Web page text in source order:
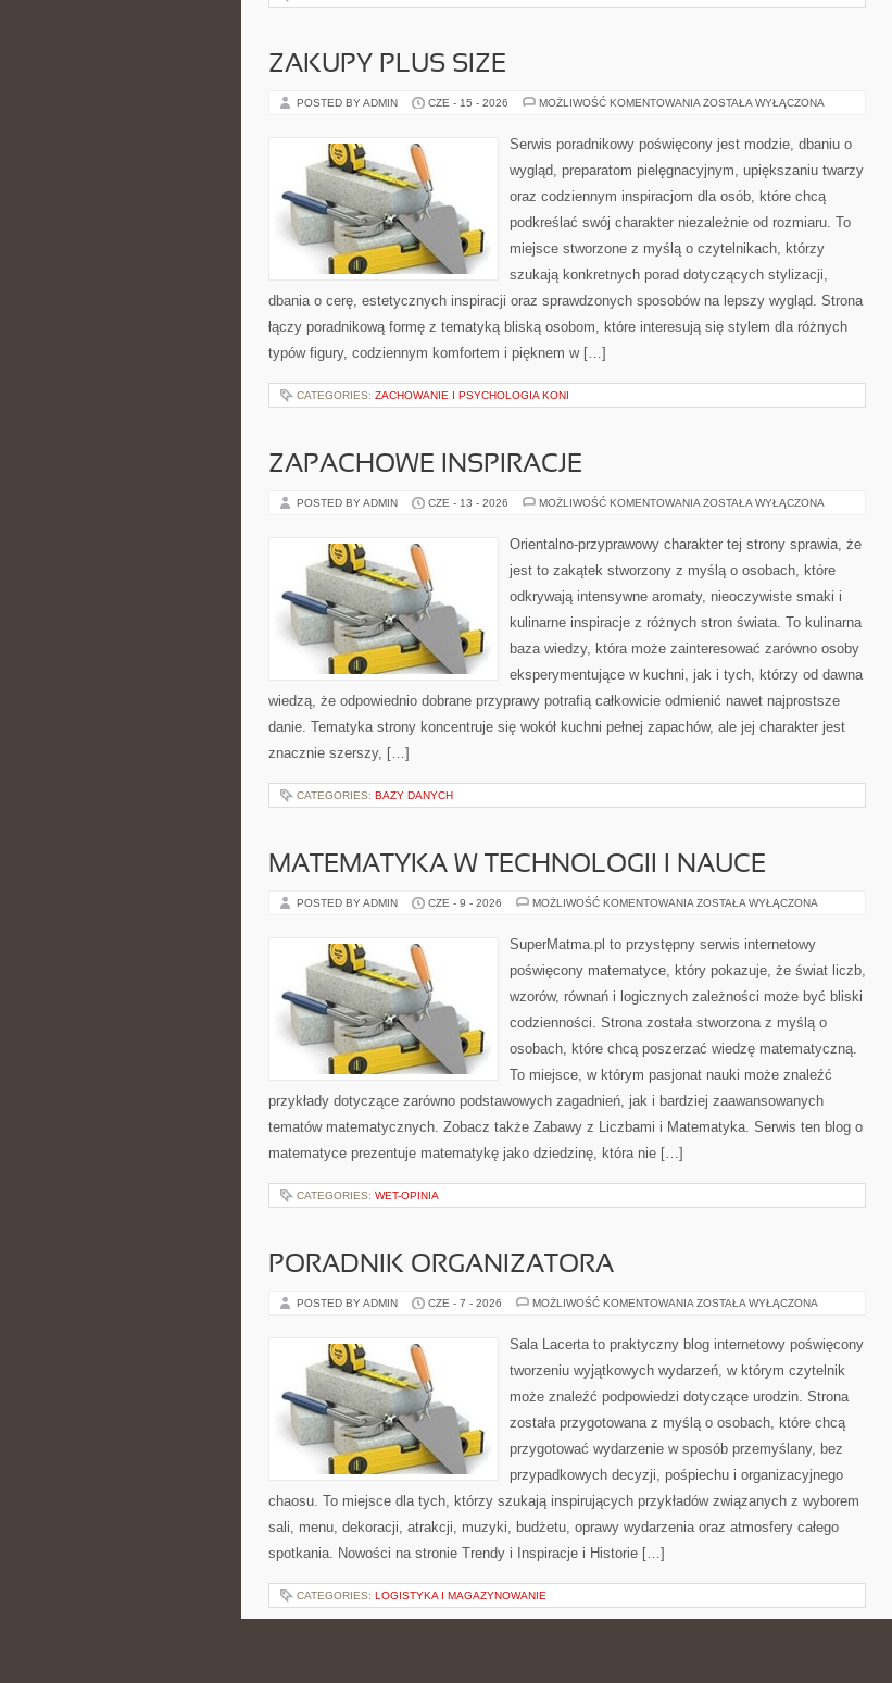
ZAKUPY PLUS SIZE
POSTED BY ADMIN CZE - 15 - 2026 MOŻLIWOŚĆ KOMENTOWANIA ZAKUPY
ZOSTAŁA WYŁĄCZONA
Serwis poradnikowy poświęcony jest modzie, dbaniu o
wygląd, preparatom pielęgnacyjnym, upiększaniu twarzy
oraz codziennym inspiracjom dla osób, które chcą
podkreślać swój charakter niezależnie od rozmiaru. To
miejsce stworzone z myślą o czytelnikach, którzy
szukają konkretnych porad dotyczących stylizacji,
dbania o cerę, estetycznych inspiracji oraz sprawdzonych sposobów na lepszy wygląd. Strona
łączy poradnikową formę z tematyką bliską osobom, które interesują się stylem dla różnych
typów figury, codziennym komfortem i pięknem w […]
CATEGORIES: ZACHOWANIE I PSYCHOLOGIA KONI
ZAPACHOWE INSPIRACJE
POSTED BY ADMIN CZE - 13 - 2026 MOŻLIWOŚĆ KOMENTOWANIA ZAPACHOWE
ZOSTAŁA WYŁĄCZONA
Orientalno-przyprawowy charakter tej strony sprawia, że
jest to zakątek stworzony z myślą o osobach, które
odkrywają intensywne aromaty, nieoczywiste smaki i
kulinarne inspiracje z różnych stron świata. To kulinarna
baza wiedzy, która może zainteresować zarówno osoby
eksperymentujące w kuchni, jak i tych, którzy od dawna
wiedzą, że odpowiednio dobrane przyprawy potrafią całkowicie odmienić nawet najprostsze
danie. Tematyka strony koncentruje się wokół kuchni pełnej zapachów, ale jej charakter jest
znacznie szerszy, […]
CATEGORIES: BAZY DANYCH
MATEMATYKA W TECHNOLOGII I NAUCE
POSTED BY ADMIN CZE - 9 - 2026 MOŻLIWOŚĆ KOMENTOWANIA MATEMATYKA
NAUCE
ZOSTAŁA WYŁĄCZONA
SuperMatma.pl to przystępny serwis internetowy
poświęcony matematyce, który pokazuje, że świat liczb,
wzorów, równań i logicznych zależności może być bliski
codzienności. Strona została stworzona z myślą o
osobach, które chcą poszerzać wiedzę matematyczną.
To miejsce, w którym pasjonat nauki może znaleźć
przykłady dotyczące zarówno podstawowych zagadnień, jak i bardziej zaawansowanych
tematów matematycznych. Zobacz także Zabawy z Liczbami i Matematyka. Serwis ten blog o
matematyce prezentuje matematykę jako dziedzinę, która nie […]
CATEGORIES: WET-OPINIA
PORADNIK ORGANIZATORA
POSTED BY ADMIN CZE - 7 - 2026 MOŻLIWOŚĆ KOMENTOWANIA PORADNIK
ZOSTAŁA WYŁĄCZONA
Sala Lacerta to praktyczny blog internetowy poświęcony
tworzeniu wyjątkowych wydarzeń, w którym czytelnik
może znaleźć podpowiedzi dotyczące urodzin. Strona
została przygotowana z myślą o osobach, które chcą
przygotować wydarzenie w sposób przemyślany, bez
przypadkowych decyzji, pośpiechu i organizacyjnego
chaosu. To miejsce dla tych, którzy szukają inspirujących przykładów związanych z wyborem
sali, menu, dekoracji, atrakcji, muzyki, budżetu, oprawy wydarzenia oraz atmosfery całego
spotkania. Nowości na stronie Trendy i Inspiracje i Historie […]
CATEGORIES: LOGISTYKA I MAGAZYNOWANIE